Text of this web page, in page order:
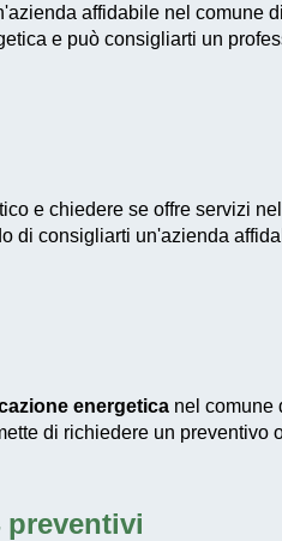
affidabile nel comune
e può consigliarti un
e chiedere se offre servizi
di consigliarti un'azienda
energetica nel comune
di richiedere un preventivo